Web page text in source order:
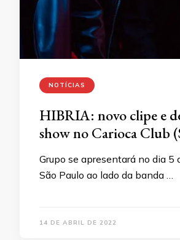
NOTÍCIAS
HIBRIA: novo clipe e
show no Carioca Club
Grupo se apresentará no dia 5
São Paulo ao lado da banda …
14 DE ABRIL DE 2022